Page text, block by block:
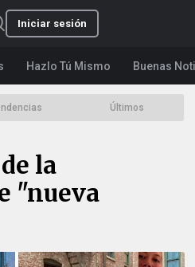
Iniciar sesión
Hazlo Tú Mismo Buenas
Últimos
la
"nueva